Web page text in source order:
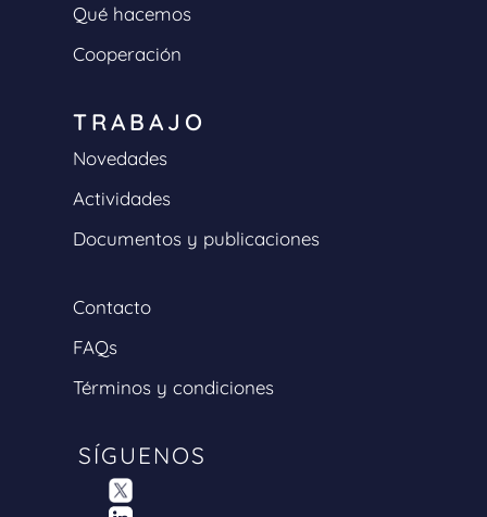
Qué hacemos
Cooperación
TRABAJO
Novedades
Actividades
Documentos y publicaciones
Contacto
FAQs
Términos y condiciones
SÍGUENOS